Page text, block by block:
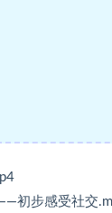
初步感受社交